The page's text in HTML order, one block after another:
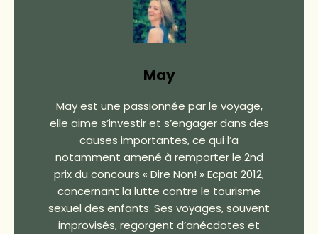
May
May est une passionnée par le voyage,
elle aime s’investir et s’engager dans des
causes importantes, ce qui l’a
notamment amené à remporter le 2nd
prix du concours « Dire Non! » Ecpat 2012,
concernant la lutte contre le tourisme
sexuel des enfants. Ses voyages, souvent
improvisés, regorgent d’anécdotes et